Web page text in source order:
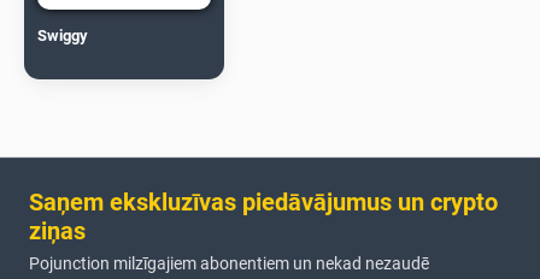
Swiggy
Saņem ekskluzīvas piedāvājumus un crypto
ziņas
Pojunction milzīgajiem abonentiem un nekad nezaudē